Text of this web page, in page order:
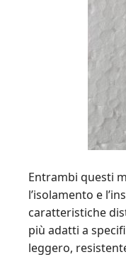
Entrambi questi
l’isolamento e
caratteristiche
più adatti a
leggero,